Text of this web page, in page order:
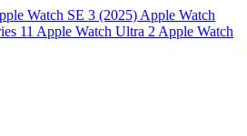
Watch SE 3 (2025) Apple Watch
11 Apple Watch Ultra 2 Apple Watch